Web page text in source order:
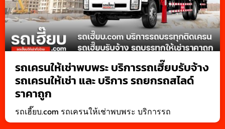
รถเครนให้เช่าพบพระ บริการรถเฮี๊ยบรับจ้าง
รถเครนให้เช่า และ บริการ รถยกรถสไลด์
ราคาถูก
รถเฮี๊ยบ.com รถเครนให้เช่าพบพระ บริการรถ